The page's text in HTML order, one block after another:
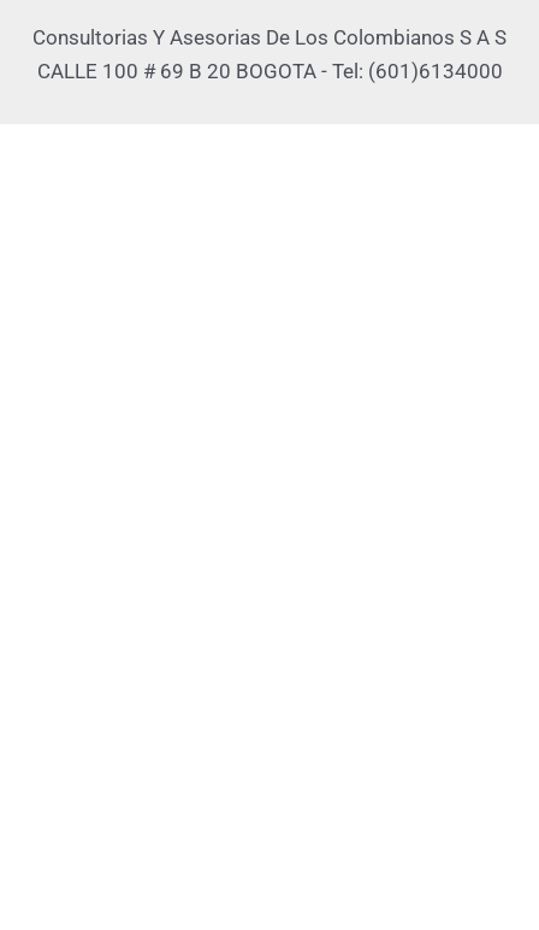
Consultorias Y Asesorias De Los Colombianos S A S
CALLE 100 # 69 B 20 BOGOTA - Tel: (601)6134000